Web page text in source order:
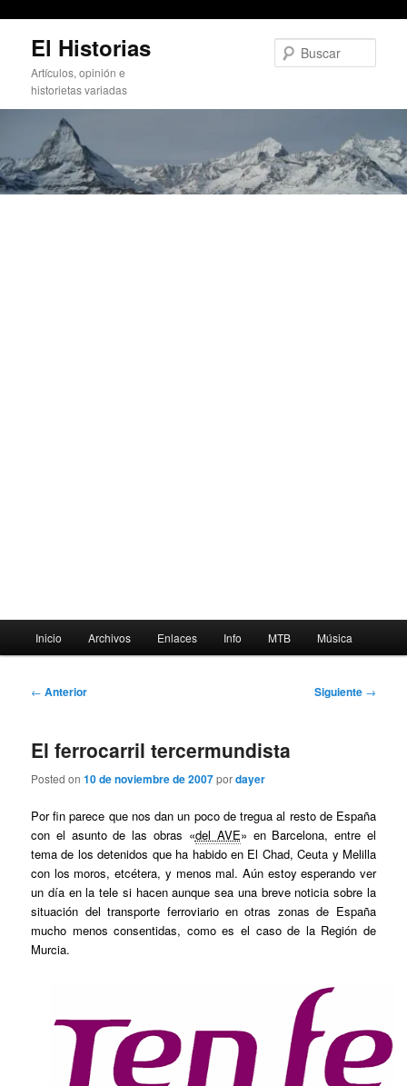
contenido
principal
El Historias
Artículos, opinión e
historietas variadas
principal
Inicio Archivos Enlaces Info MTB Música
Navegación
← Anterior Siguiente →
El ferrocarril tercermundista
Posted on10 de noviembre de 2007pordayer
Por fin parece que nos dan un poco de tregua al resto de España
con el asunto de las obras «del AVE» en Barcelona, entre el
tema de los detenidos que ha habido en El Chad, Ceuta y Melilla
con los moros, etcétera, y menos mal. Aún estoy esperando ver
un día en la tele si hacen aunque sea una breve noticia sobre la
situación del transporte ferroviario en otras zonas de España
mucho menos consentidas, como es el caso de la Región de
Murcia.